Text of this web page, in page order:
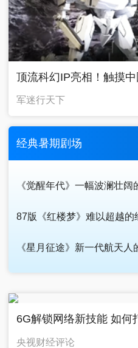
顶流科幻IP亮相！触摸
军迷行天下
经典暑期剧场
《觉醒年代》一幅波澜壮阔
87版《红楼梦》难以超越的
《星月征途》新一代航天人
6G解锁网络新技能 如何
央视财经评论